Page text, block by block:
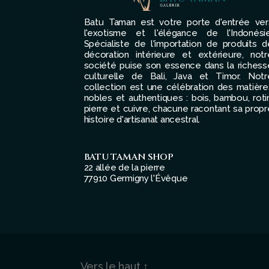
Batu Taman est votre porte d'entrée
l'exotisme et l'élégance de
Spécialiste de l'importation de produits
décoration intérieure et extérieure,
société puise son essence dans la
culturelle de Bali, Java et Timor.
collection est une célébration des
nobles et authentiques : bois, bambou,
pierre et cuivre, chacune racontant sa
histoire d'artisanat ancestral.
BATU TAMAN SHOP
22 allée de la pierre
77910 Germigny l'Évêque
Vers le haut ↑